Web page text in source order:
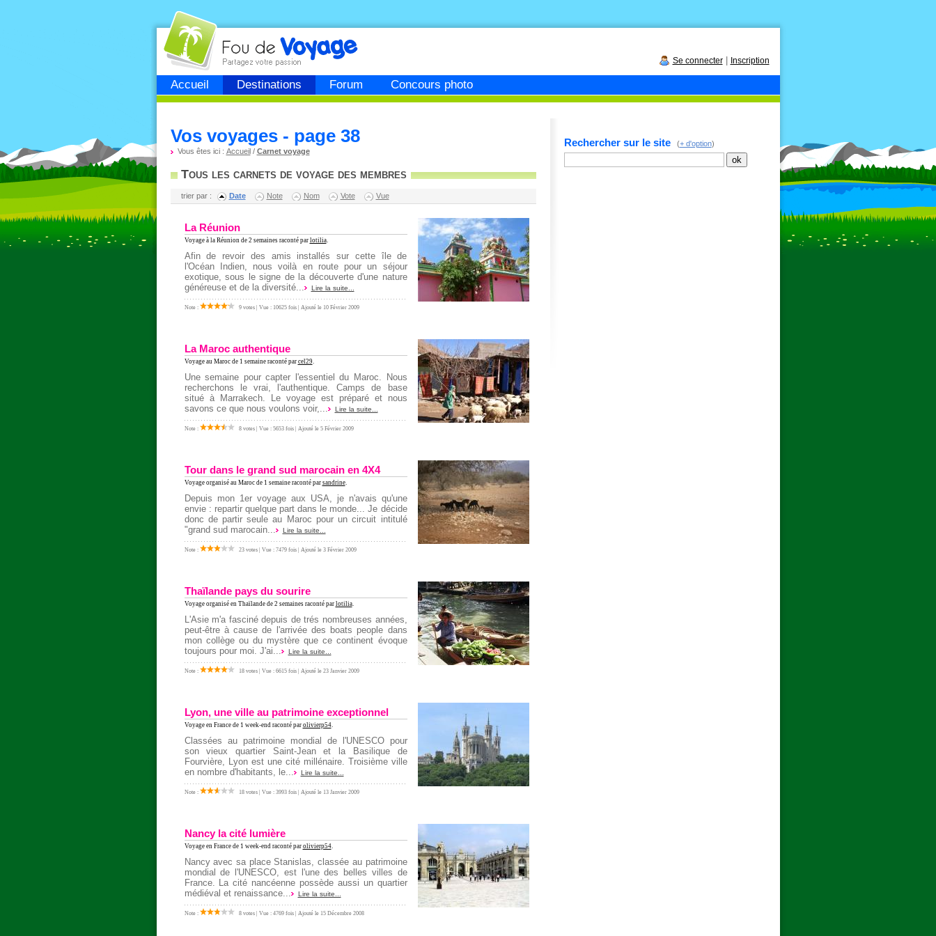
Accueil Destinations Forum Concours photo
Fou devoyage
Se connecter| Inscription
Vos voyages - page 38
Vous êtes ici : Accueil/ Carnet voyage
Tous les carnets de voyage des membres
trier par : Date Note Nom Vote Vue
La Réunion
Voyage à la Réunionde 2 semaines raconté par lotilia.
Afin de revoir des amis installés sur cette île de
l'Océan Indien, nous voilà en route pour un séjour
exotique, sous le signe de la découverte d'une nature
généreuse et de la diversité...
Lire la suite...
Note : 9 votes | Vue : 10625 fois | Ajouté le 10 Février 2009
La Maroc authentique
Voyage au Marocde 1 semaine raconté par cel29.
Une semaine pour capter l'essentiel du Maroc. Nous
recherchons le vrai, l'authentique. Camps de base
situé à Marrakech. Le voyage est préparé et nous
savons ce que nous voulons voir,...
Lire la suite...
Note : 8 votes | Vue : 5653 fois | Ajouté le 5 Février 2009
Tour dans le grand sud marocain en 4X4
Voyage organisé au Marocde 1 semaine raconté par sandrine.
Depuis mon 1er voyage aux USA, je n'avais qu'une
envie : repartir quelque part dans le monde... Je décide
donc de partir seule au Maroc pour un circuit intitulé
"grand sud marocain...
Lire la suite...
Note : 23 votes | Vue : 7479 fois | Ajouté le 3 Février 2009
Thaïlande pays du sourire
Voyage organisé en Thaïlandede 2 semaines raconté par lotilia.
L'Asie m'a fasciné depuis de trés nombreuses années,
peut-être à cause de l'arrivée des boats people dans
mon collège ou du mystère que ce continent évoque
toujours pour moi. J'ai...
Lire la suite...
Note : 18 votes | Vue : 6615 fois | Ajouté le 23 Janvier 2009
Lyon, une ville au patrimoine exceptionnel
Voyage en Francede 1 week-end raconté par olivierp54.
Classées au patrimoine mondial de l'UNESCO pour
son vieux quartier Saint-Jean et la Basilique de
Fourvière, Lyon est une cité millénaire. Troisième ville
en nombre d'habitants, le...
Lire la suite...
Note : 18 votes | Vue : 3993 fois | Ajouté le 13 Janvier 2009
Nancy la cité lumière
Voyage en Francede 1 week-end raconté par olivierp54.
Nancy avec sa place Stanislas, classée au patrimoine
mondial de l'UNESCO, est l'une des belles villes de
France. La cité nancéenne possède aussi un quartier
médiéval et renaissance...
Lire la suite...
Note : 8 votes | Vue : 4769 fois | Ajouté le 15 Décembre 2008
Rechercher sur le site (+ d'option)